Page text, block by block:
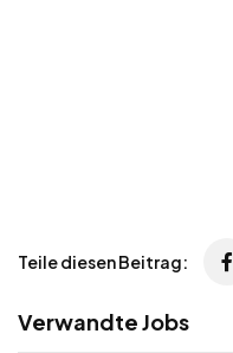
Teile diesen Beitrag:
Verwandte Jobs